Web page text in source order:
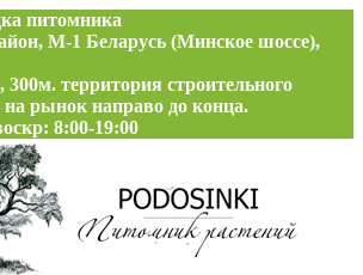
питомника
М-1 Беларусь (Минское шоссе),
300м. территория строительного
рынок направо до конца.
8:00-19:00